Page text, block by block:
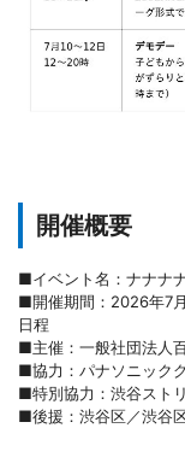
開催概要
■イベント名：ナナナ
■開催期間：2026年7
日程
■主催：一般社団法人
■協力：パナソニック
■特別協力：渋谷スト
■後援：渋谷区／渋谷